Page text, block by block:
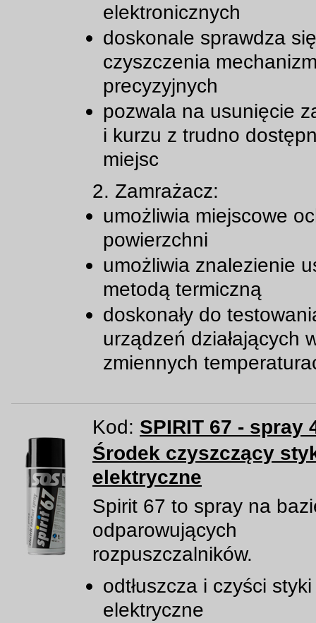
elektronicznych
doskonale sprawdza
czyszczenia
precyzyjnych
pozwala na usunięcie
i kurzu z trudno
miejsc
2. Zamrażacz:
umożliwia miejscowe
powierzchni
umożliwia znalezienie
metodą termiczną
doskonały do
urządzeń działających
zmiennych
Kod: SPIRIT 67 - spray
Środek czyszczący
elektryczne
Spirit 67 to spray na
odparowujących
rozpuszczalników.
odtłuszcza i czyści styki
elektryczne